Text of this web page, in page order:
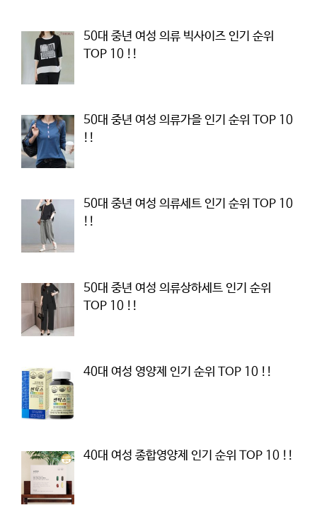
50대 중년 여성 의류 빅사이즈 인기 순위
TOP 10 !!
50대 중년 여성 의류가을 인기 순위 TOP 10
!!
50대 중년 여성 의류세트 인기 순위 TOP 10
!!
50대 중년 여성 의류상하세트 인기 순위
TOP 10 !!
40대 여성 영양제 인기 순위 TOP 10 !!
40대 여성 종합영양제 인기 순위 TOP 10 !!